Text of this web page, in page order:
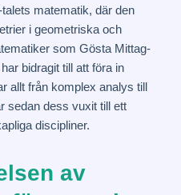
matematik, där den
i geometriska och
som Gösta Mittag-
bidragit till att föra in
allt från komplex analys till
sedan dess vuxit till ett
discipliner.
av